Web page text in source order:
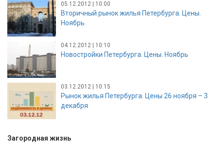
05.12.2012 | 10:00
Вторичный рынок жилья Петербурга. Цены.
Ноябрь
04.12.2012 | 10:10
Новостройки Петербурга. Цены. Ноябрь
03.12.2012 | 10:15
Рынок жилья Петербурга. Цены 26 ноября – 3
декабря
Загородная жизнь